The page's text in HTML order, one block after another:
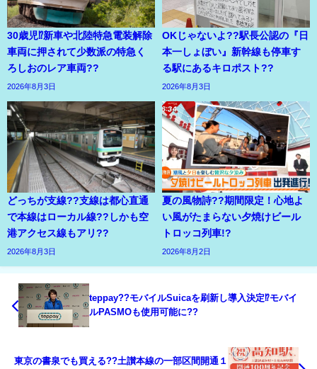
30歳児⁉新車や北陸特急電装解除
車両に押されて少数派の特急く
ろしおのレア車両??
2026年8月3日
OKじゃないよ??駅長公認の『日
本一しょぼい』新幹線も停車す
る駅にあるキロポスト??
2026年8月3日
どっちが支線??支線は都心直通
で本線はローカル線??しかも空
港アクセス線もアリ??
2026年8月3日
夏の風物詩??期間限定！心地よ
い風がたまらない夕焼けビール
トロッコ列車!?
2026年8月2日
teppay??モバイルSuicaを刷新し導入決定⁉モバイ
ルPASMOも使用可能に??
東京の書泉でも買える??土讃本線の一部区間開通１